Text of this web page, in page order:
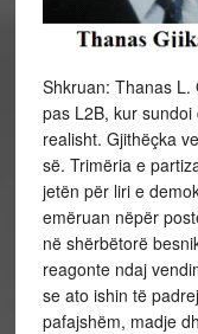
Shkruan: Thanas L.
pas L2B, kur
realisht. Gjithëçka
së. Trimëria e
jetën për liri e
emëruan nëpër
në shërbëtorë
reagonte ndaj
se ato ishin të
pafajshëm, madje